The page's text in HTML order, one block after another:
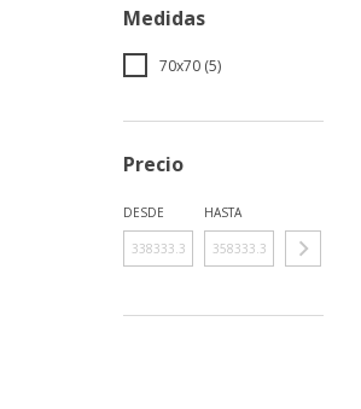
Medidas
70x70 (5)
Precio
DESDE HASTA